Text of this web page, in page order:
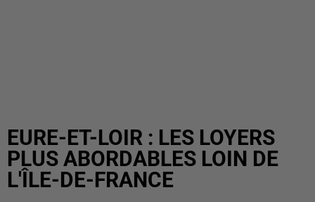
EURE-ET-LOIR : LES LOYERS
PLUS ABORDABLES LOIN DE
L'ÎLE-DE-FRANCE